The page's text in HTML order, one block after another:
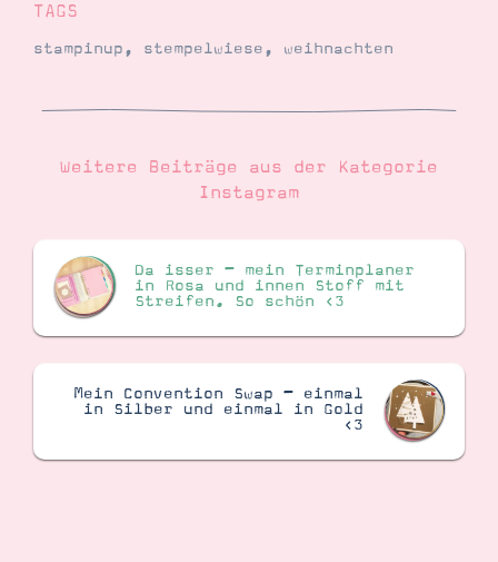
Suche Impressum Datenschutz
TAGS
stampinup, stempelwiese, weihnachten
Weitere Beiträge aus der Kategorie
Instagram
Da isser – mein Terminplaner
in Rosa und innen Stoff mit
Streifen. So schön <3
Mein Convention Swap – einmal
in Silber und einmal in Gold
<3